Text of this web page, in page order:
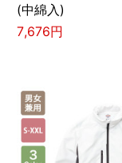
(中綿入)
7,676円